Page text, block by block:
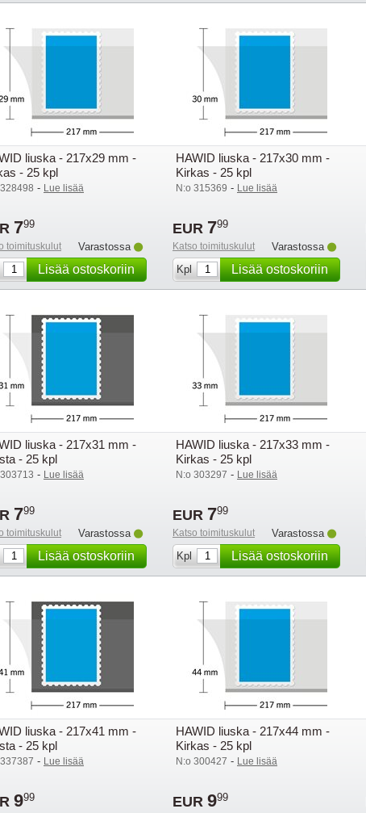
liuska - 217x29 mm -
- 25 kpl
- Lue lisää
799
toimituskulut
Varastossa
Lisää ostoskoriin
HAWID liuska - 217x30 mm -
Kirkas - 25 kpl
N:o 315369 - Lue lisää
EUR 799
Katso toimituskulut
Varastossa
Kpl
Lisää ostoskoriin
liuska - 217x31 mm -
- 25 kpl
- Lue lisää
799
toimituskulut
Varastossa
Lisää ostoskoriin
HAWID liuska - 217x33 mm -
Kirkas - 25 kpl
N:o 303297 - Lue lisää
EUR 799
Katso toimituskulut
Varastossa
Kpl
Lisää ostoskoriin
liuska - 217x41 mm -
- 25 kpl
- Lue lisää
999
HAWID liuska - 217x44 mm -
Kirkas - 25 kpl
N:o 300427 - Lue lisää
EUR 999